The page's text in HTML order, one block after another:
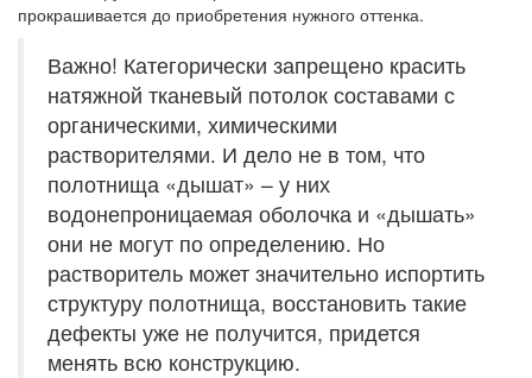
прокрашивается до приобретения нужного оттенка.
Важно! Категорически запрещено красить
натяжной тканевый потолок составами с
органическими, химическими
растворителями. И дело не в том, что
полотнища «дышат» – у них
водонепроницаемая оболочка и «дышать»
они не могут по определению. Но
растворитель может значительно испортить
структуру полотнища, восстановить такие
дефекты уже не получится, придется
менять всю конструкцию.